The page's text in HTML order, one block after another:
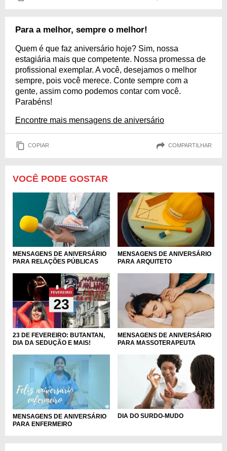
Para a melhor, sempre o melhor!
Quem é que faz aniversário hoje? Sim, nossa
estagiária mais que competente. Nossa promessa de
profissional exemplar. A você, desejamos o melhor
sempre, pois você merece. Conte sempre com a
gente, assim como podemos contar com você.
Parabéns!
Encontre mais mensagens de aniversário
COPIAR COMPARTILHAR
VOCÊ PODE GOSTAR
MENSAGENS DE ANIVERSÁRIO
PARA RELAÇÕES PÚBLICAS
MENSAGENS DE ANIVERSÁRIO
PARA ARQUITETO
23 DE FEVEREIRO: BUTANTAN,
DIA DA SEDUÇÃO E MAIS!
MENSAGENS DE ANIVERSÁRIO
PARA MASSOTERAPEUTA
MENSAGENS DE ANIVERSÁRIO
PARA ENFERMEIRO
DIA DO SURDO-MUDO